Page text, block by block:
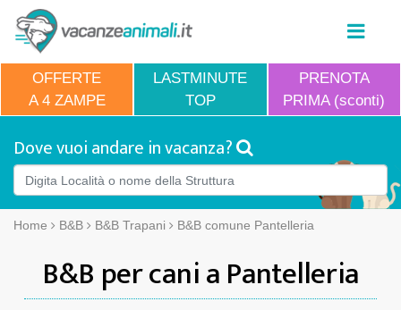
OFFERTE
A 4 ZAMPE
LASTMINUTE
TOP
PRENOTA
PRIMA (sconti)
Dove vuoi andare in vacanza?
Home B&B B&B Trapani B&B comune Pantelleria
B&B per cani a Pantelleria